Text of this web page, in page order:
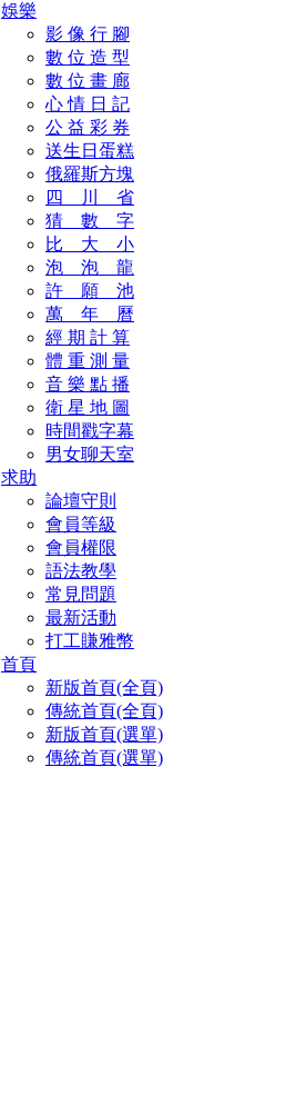
娛樂
影 像 行 腳
數 位 造 型
數 位 畫 廊
心 情 日 記
公 益 彩 券
送生日蛋糕
俄羅斯方塊
四 川 省
猜 數 字
比 大 小
泡 泡 龍
許 願 池
萬 年 曆
經 期 計 算
體 重 測 量
音 樂 點 播
衛 星 地 圖
時間戳字幕
男女聊天室
求助
論壇守則
會員等級
會員權限
語法教學
常見問題
最新活動
打工賺雅幣
首頁
新版首頁(全頁)
傳統首頁(全頁)
新版首頁(選單)
傳統首頁(選單)